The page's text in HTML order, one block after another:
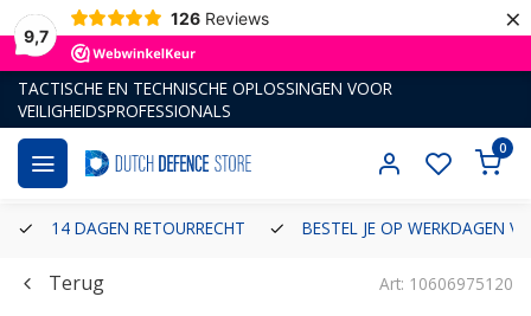
9,7
126 Reviews ×
TACTISCHE EN TECHNISCHE OPLOSSINGEN VOOR
VEILIGHEIDSPROFESSIONALS
0
14 DAGEN RETOURRECHT BESTEL JE OP WERKDAGEN
Terug Art: 10606975120